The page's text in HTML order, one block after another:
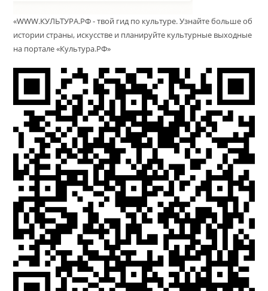
«WWW.КУЛЬТУРА.РФ - твой гид по культуре. Узнайте больше об
истории страны, искусстве и планируйте культурные выходные
на портале «Культура.РФ»